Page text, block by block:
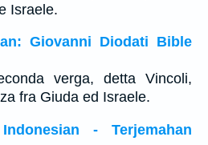
Israele.
Giovanni Diodati Bible
verga, detta Vincoli,
fra Giuda ed Israele.
- Terjemahan